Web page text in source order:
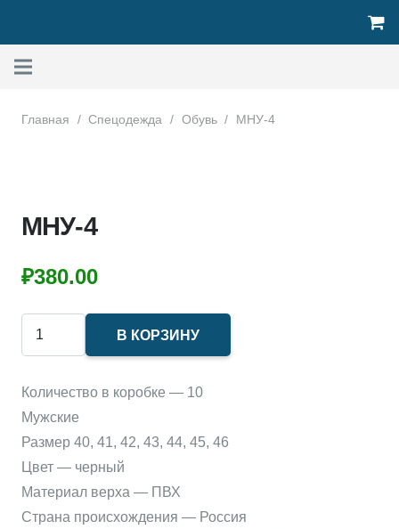
Главная / Спецодежда / Обувь / МНУ-4
МНУ-4
₽380.00
В КОРЗИНУ
Количество в коробке — 10
Мужские
Размер 40, 41, 42, 43, 44, 45, 46
Цвет — черный
Материал верха — ПВХ
Страна происхождения — Россия